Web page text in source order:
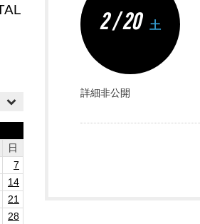
日
7
14
21
28
2 / 20 土
詳細非公開